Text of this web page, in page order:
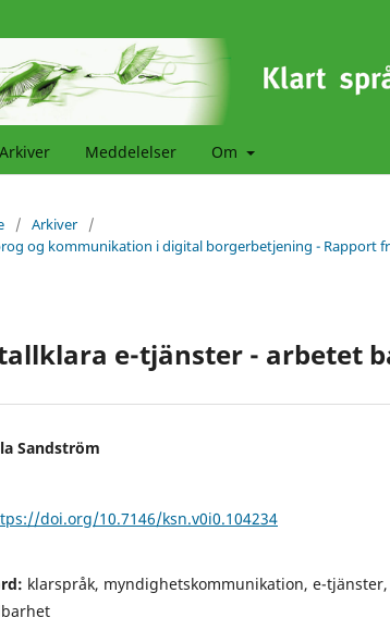
Arkiver Meddelelser Om
/ Arkiver
/
og kommunikation i digital borgerbetjening - Rapport
e-tjänster - arbetet
Sandström
doi.org/10.7146/ksn.v0i0.104234
klarspråk, myndighetskommunikation, e-tjänster,